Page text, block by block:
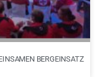
BERGEINSATZ